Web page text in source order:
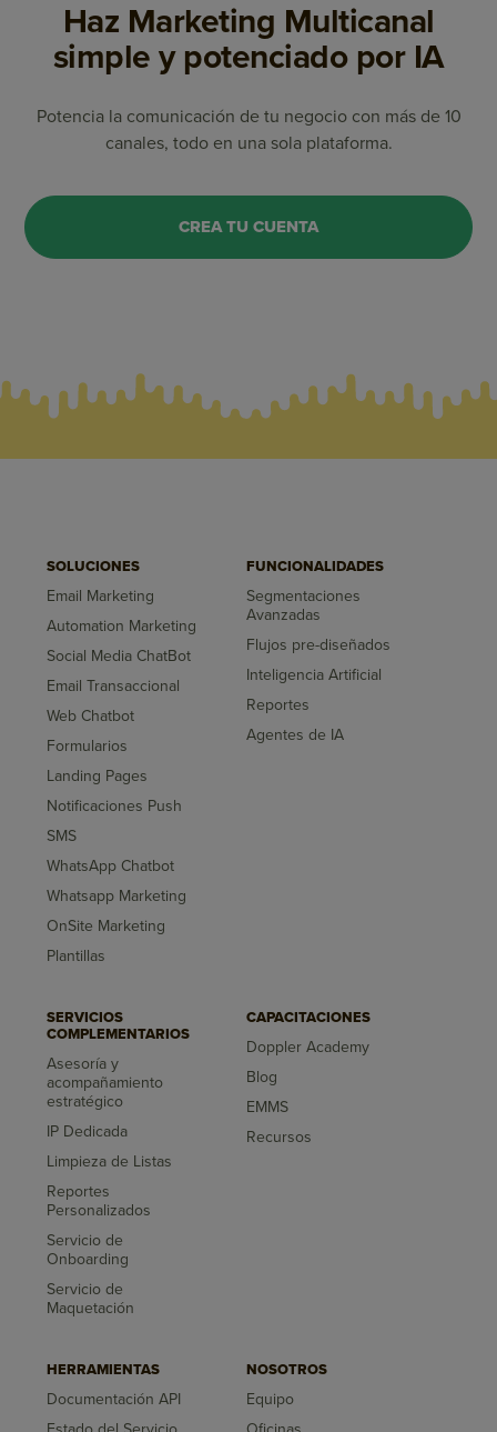
Haz Marketing Multicanal
simple y potenciado por IA
Potencia la comunicación de tu negocio con más de 10
canales, todo en una sola plataforma.
CREA TU CUENTA
SOLUCIONES
Email Marketing
Automation Marketing
Social Media ChatBot
Email Transaccional
Web Chatbot
Formularios
Landing Pages
Notificaciones Push
SMS
WhatsApp Chatbot
Whatsapp Marketing
OnSite Marketing
Plantillas
FUNCIONALIDADES
Segmentaciones
Avanzadas
Flujos pre-diseñados
Inteligencia Artificial
Reportes
Agentes de IA
SERVICIOS
COMPLEMENTARIOS
Asesoría y
acompañamiento
estratégico
IP Dedicada
Limpieza de Listas
Reportes
Personalizados
Servicio de
Onboarding
Servicio de
Maquetación
CAPACITACIONES
Doppler Academy
Blog
EMMS
Recursos
HERRAMIENTAS
Documentación API
NOSOTROS
Equipo